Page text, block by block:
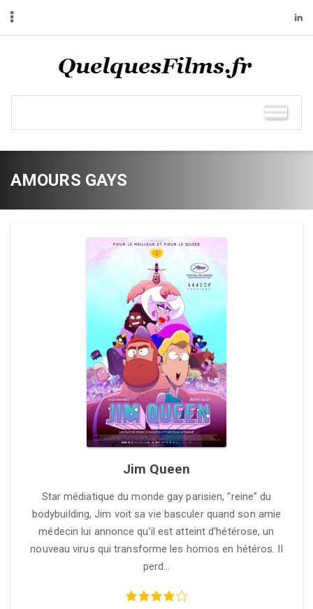
AMOURS GAYS
Jim Queen
Star médiatique du monde gay parisien, “reine” du
bodybuilding, Jim voit sa vie basculer quand son amie
médecin lui annonce qu’il est atteint d’hétérose, un
nouveau virus qui transforme les homos en hétéros. Il
perd…